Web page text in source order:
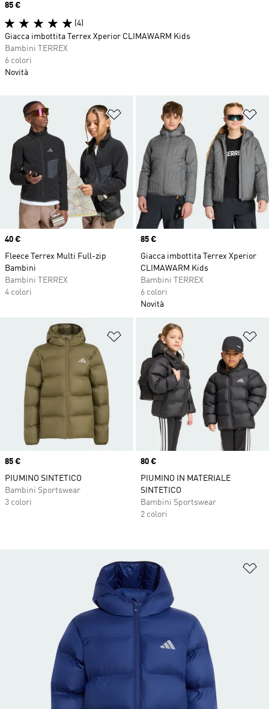
Aggiungi alla lista dei desideri
Price
40 €
Fleece Terrex Multi Full-zip
Bambini
Bambini TERREX
4 colori
Price
85 €
Giacca imbottita Terrex Xperior
CLIMAWARM Kids
Bambini TERREX
6 colori
Novità
Aggiungi alla lista dei desideri
Price
85 €
PIUMINO SINTETICO
Bambini Sportswear
3 colori
Price
80 €
PIUMINO IN MATERIALE
SINTETICO
Bambini Sportswear
2 colori
Price
85 €
(4)
Giacca imbottita Terrex Xperior CLIMAWARM Kids
Bambini TERREX
6 colori
Novità